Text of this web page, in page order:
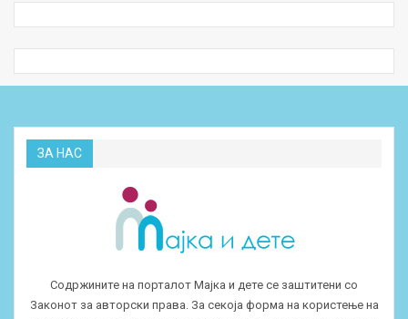
ЗА НАС
Содржините на порталот Мајка и дете се заштитени со
Законот за авторски права. За секоја форма на користење на